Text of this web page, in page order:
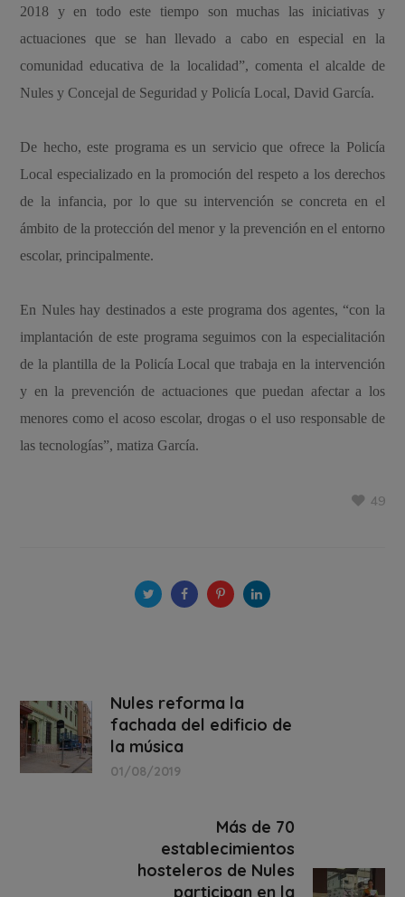
2018 y en todo este tiempo son muchas las iniciativas y
actuaciones que se han llevado a cabo en especial en la
comunidad educativa de la localidad”, comenta el alcalde de
Nules y Concejal de Seguridad y Policía Local, David García.
De hecho, este programa es un servicio que ofrece la Policía
Local especializado en la promoción del respeto a los derechos
de la infancia, por lo que su intervención se concreta en el
ámbito de la protección del menor y la prevención en el entorno
escolar, principalmente.
En Nules hay destinados a este programa dos agentes, “con la
implantación de este programa seguimos con la especialitación
de la plantilla de la Policía Local que trabaja en la intervención
y en la prevención de actuaciones que puedan afectar a los
menores como el acoso escolar, drogas o el uso responsable de
las tecnologías”, matiza García.
49
Nules reforma la
fachada del edificio de
la música
01/08/2019
Más de 70
establecimientos
hosteleros de Nules
participan en la